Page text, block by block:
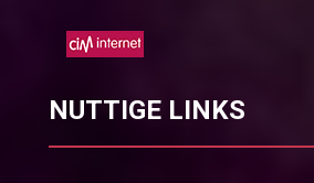
NUTTIGE LINKS